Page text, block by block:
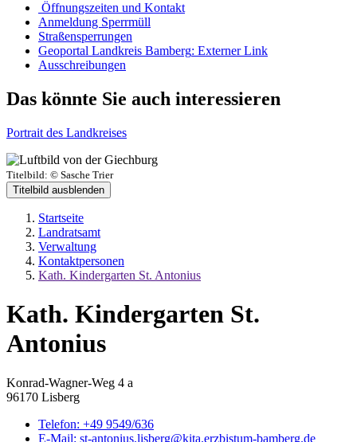
Öffnungszeiten und Kontakt
Anmeldung Sperrmüll
Straßensperrungen
Geoportal Landkreis Bamberg: Externer Link
Ausschreibungen
Das könnte Sie auch interessieren
Portrait des Landkreises
Titelbild: © Sasche Trier
Titelbild ausblenden
Startseite
Landratsamt
Verwaltung
Kontaktpersonen
Kath. Kindergarten St. Antonius
Kath. Kindergarten St.
Antonius
Konrad-Wagner-Weg 4 a
96170 Lisberg
Telefon: +49 9549/636
E-Mail: st-antonius.lisberg@kita.erzbistum-bamberg.de